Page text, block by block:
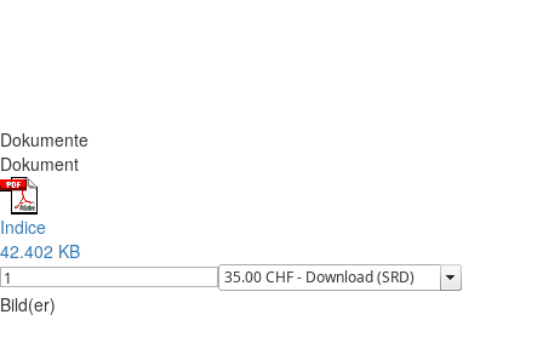
Dokumente
Dokument
Indice
42.402 KB
Bild(er)